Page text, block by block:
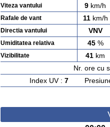
Viteza vantului 9 km/h
Rafale de vant 11km/h
Directia vantului VNV
Umiditatea relativa 45%
Vizibilitate 41 km
Nr. ore cu
Index UV : 7